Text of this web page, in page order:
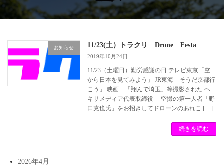
お知らせ 11/23(土）トラクリ Drone Festa
2019年10月24日
11/23（土曜日）勤労感謝の日 テレビ東京「空
から日本を見てみよう」 JR東海「そうだ京都行
こう」 映画 「翔んで埼玉」等撮影された ヘ
キサメディア代表取締役 空撮の第一人者「野
口克也氏」をお招きしてドローンのあれこ […]
続きを読む
2026年4月